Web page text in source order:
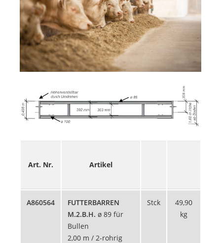
Art. Nr. Artikel
A860564
FUTTERBARREN
M.2.B.H. ø 89 für
Bullen
2,00 m / 2-rohrig
Stck
49,90
kg